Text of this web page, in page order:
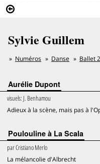
Sylvie Guillem
Numéros Danse Ballet
Aurélie Dupont
visuels: J. Benhamou
Adieux à la scène, mais pas à
Poulouline à La Scala
parCristiano Merlo
La mélancolie d'Albrecht